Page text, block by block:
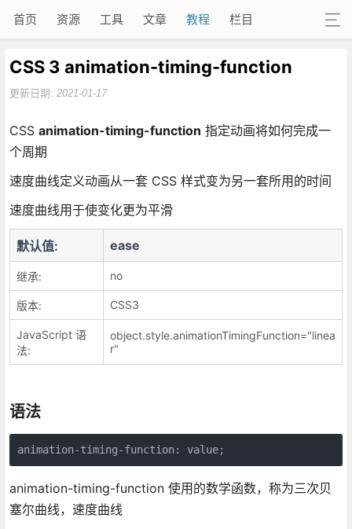
首页 资源 工具 文章 教程 栏目
CSS 3 animation-timing-function
更新日期: 2021-01-17
CSS animation-timing-function 指定动画将如何完成一
个周期
速度曲线定义动画从一套 CSS 样式变为另一套所用的时间
速度曲线用于使变化更为平滑
默认值: ease
继承: no
版本: CSS3
JavaScript 语
法:
object.style.animationTimingFunction="linea
r"
语法
animation-timing-function 使用的数学函数，称为三次贝
塞尔曲线，速度曲线